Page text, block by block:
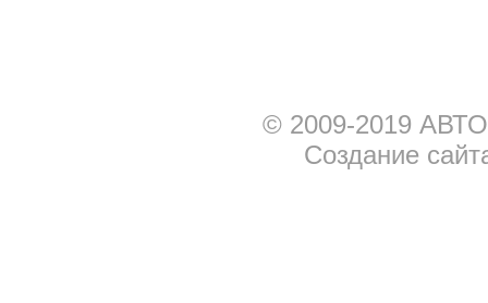
© 2009-2019
Создание